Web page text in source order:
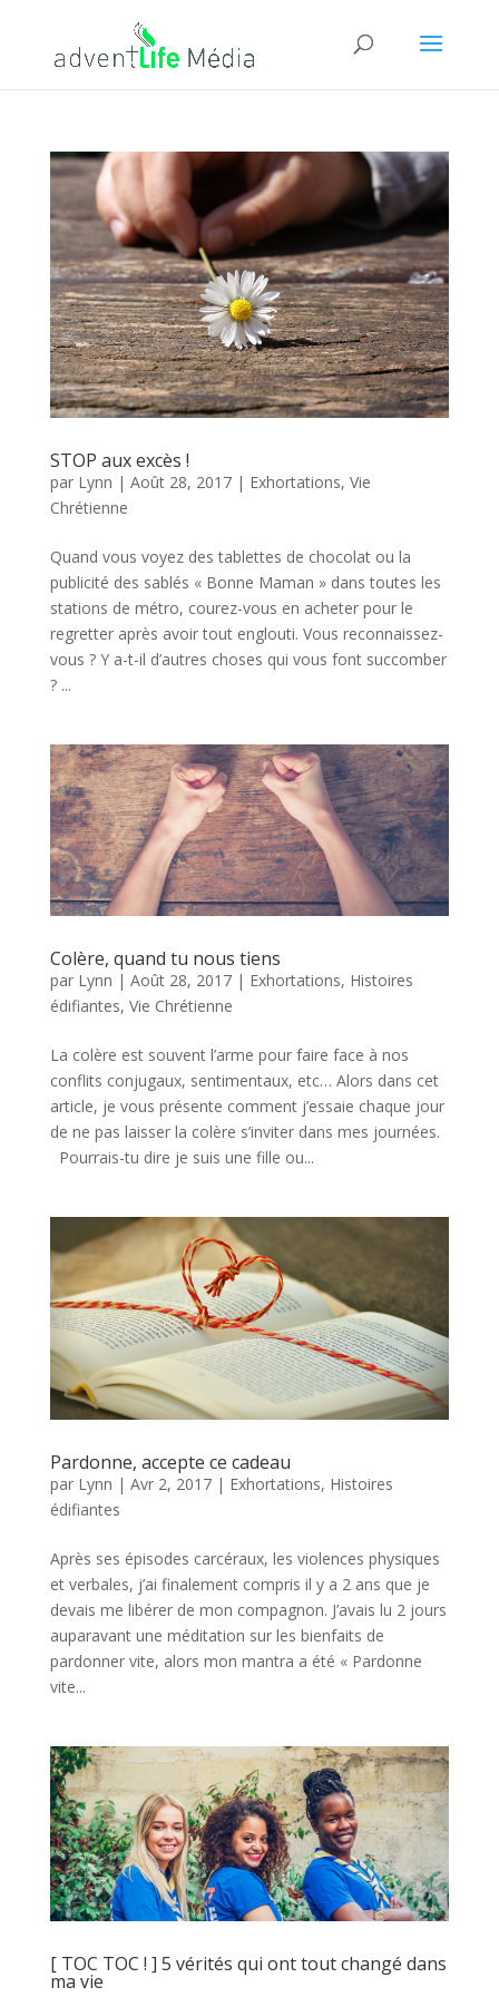
STOP aux excès !
par Lynn | Août 28, 2017| Exhortations, Vie
Chrétienne
Quand vous voyez des tablettes de chocolat ou la
publicité des sablés « Bonne Maman » dans toutes les
stations de métro, courez-vous en acheter pour le
regretter après avoir tout englouti. Vous reconnaissez-
vous ? Y a-t-il d’autres choses qui vous font succomber
? ...
Colère, quand tu nous tiens
par Lynn | Août 28, 2017| Exhortations, Histoires
édifiantes, Vie Chrétienne
La colère est souvent l’arme pour faire face à nos
conflits conjugaux, sentimentaux, etc… Alors dans cet
article, je vous présente comment j’essaie chaque jour
de ne pas laisser la colère s’inviter dans mes journées.
Pourrais-tu dire je suis une fille ou...
Pardonne, accepte ce cadeau
par Lynn | Avr 2, 2017| Exhortations, Histoires
édifiantes
Après ses épisodes carcéraux, les violences physiques
et verbales, j’ai finalement compris il y a 2 ans que je
devais me libérer de mon compagnon. J’avais lu 2 jours
auparavant une méditation sur les bienfaits de
pardonner vite, alors mon mantra a été « Pardonne
vite...
[ TOC TOC ! ] 5 vérités qui ont tout changé dans
ma vie